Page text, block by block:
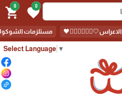
Select Language ▼
0
favorite
0
shopping_cart
الاعراس🤍🤵🏻‍♀️👰🏻‍♀️🖤 مستلزمات